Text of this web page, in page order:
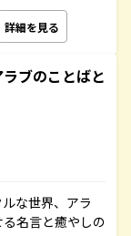
詳細を見る
ブのことばと
な世界、アラ
名言と癒やしの